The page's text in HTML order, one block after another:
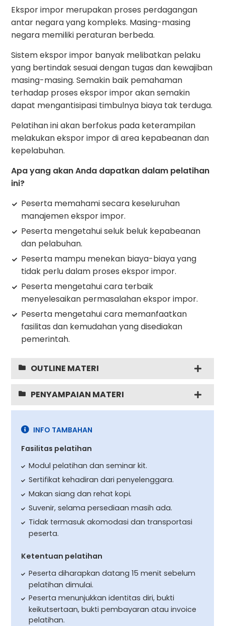
Ekspor impor merupakan proses perdagangan
antar negara yang kompleks. Masing-masing
negara memiliki peraturan berbeda.
Sistem ekspor impor banyak melibatkan pelaku
yang bertindak sesuai dengan tugas dan kewajiban
masing-masing. Semakin baik pemahaman
terhadap proses ekspor impor akan semakin
dapat mengantisipasi timbulnya biaya tak terduga.
Pelatihan ini akan berfokus pada keterampilan
melakukan ekspor impor di area kepabeanan dan
kepelabuhan.
Apa yang akan Anda dapatkan dalam pelatihan
ini?
Peserta memahami secara keseluruhan
manajemen ekspor impor.
Peserta mengetahui seluk beluk kepabeanan
dan pelabuhan.
Peserta mampu menekan biaya-biaya yang
tidak perlu dalam proses ekspor impor.
Peserta mengetahui cara terbaik
menyelesaikan permasalahan ekspor impor.
Peserta mengetahui cara memanfaatkan
fasilitas dan kemudahan yang disediakan
pemerintah.
OUTLINE MATERI
PENYAMPAIAN MATERI
INFO TAMBAHAN
Fasilitas pelatihan
Modul pelatihan dan seminar kit.
Sertifikat kehadiran dari penyelenggara.
Makan siang dan rehat kopi.
Suvenir, selama persediaan masih ada.
Tidak termasuk akomodasi dan transportasi
peserta.
Ketentuan pelatihan
Peserta diharapkan datang 15 menit sebelum
pelatihan dimulai.
Peserta menunjukkan identitas diri, bukti
keikutsertaan, bukti pembayaran atau invoice
pelatihan.